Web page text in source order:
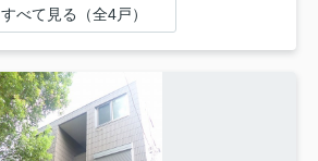
すべて見る（全4戸）